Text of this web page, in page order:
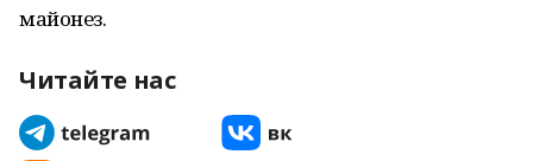
майонез.
Читайте нас